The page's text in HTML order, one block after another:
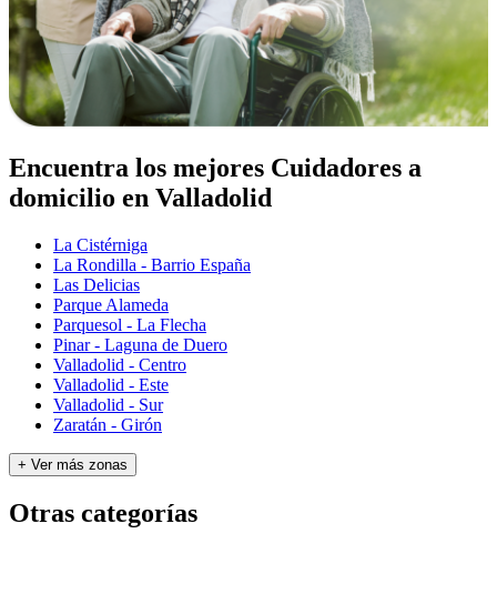
Encuentra los mejores Cuidadores a
domicilio en Valladolid
La Cistérniga
La Rondilla - Barrio España
Las Delicias
Parque Alameda
Parquesol - La Flecha
Pinar - Laguna de Duero
Valladolid - Centro
Valladolid - Este
Valladolid - Sur
Zaratán - Girón
+ Ver más zonas
Otras categorías